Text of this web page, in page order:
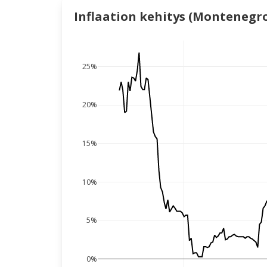
Inflaation kehitys
0%
5%
10%
15%
20%
25%